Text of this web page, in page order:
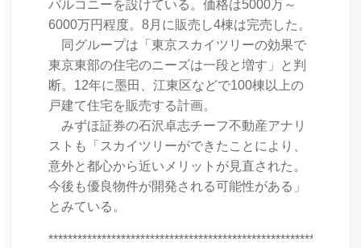
バルコニーを設けている。価格は5000万～
6000万円程度。8月に販売し4棟は完売した。
同グループは「東京スカイツリーの効果で
東京東部の住宅のニーズは一段と増す」と判
断。12年に墨田、江東区などで100棟以上の
戸建て住宅を販売する計画。
みずほ証券の石沢卓志チーフ不動産アナリ
ストも「スカイツリーができたことにより、
意外と都心から近いメリットが見直された。
今後も優良物件が開発される可能性がある」
とみている。